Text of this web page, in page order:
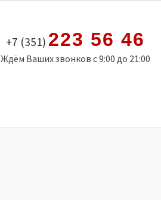
+7 (351) 223 56 46
Ждём Ваших звонков с 9:00 до 21:00